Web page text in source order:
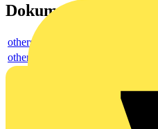
Dokumente
others
others